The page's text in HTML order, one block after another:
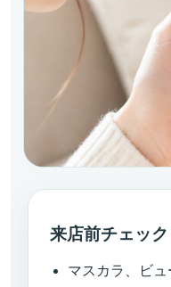
来店前チェック
マスカラ、ビ